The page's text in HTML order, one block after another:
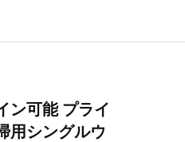
ン可能 プライ
用シングルウ